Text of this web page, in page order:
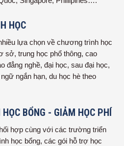
HỌC
lựa chọn về chương trình học
sở, trung học phổ thông, cao
đẳng nghề, đại học, sau đại học,
ngắn hạn, du học hè theo
BỔNG - GIẢM HỌC PHÍ
hợp cùng với các trường triển
học bổng, các gói hỗ trợ học